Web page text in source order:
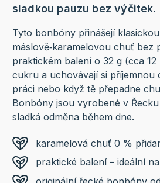
sladkou pauzu bez výčitek.
Tyto bonbóny přinášejí klasickou
máslově‑karamelovou chuť bez
praktickém balení o 32 g (cca 12
cukru a uchovávají si příjemnou
práci nebo když tě přepadne
Bonbóny jsou vyrobené v
sladká odměna během dne.
karamelová chuť 0 %
praktické balení – ideální